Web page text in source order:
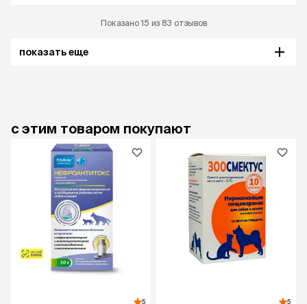
Показано 15 из 83 отзывов
показать еще
с этим товаром покупают
5 5